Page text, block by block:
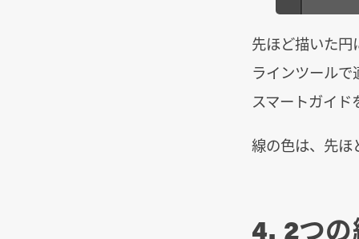
先ほど描いた円
ラインツール
スマートガイ
線の色は、先ほ
4. 2つ